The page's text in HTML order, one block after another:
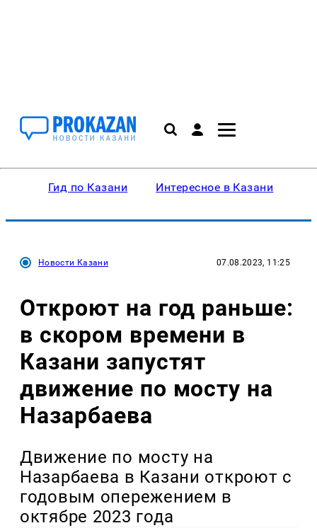
Гид по Казани Интересное в Казани
Новости Казани 07.08.2023, 11:25
Откроют на год раньше:
в скором времени в
Казани запустят
движение по мосту на
Назарбаева
Движение по мосту на
Назарбаева в Казани откроют с
годовым опережением в
октябре 2023 года